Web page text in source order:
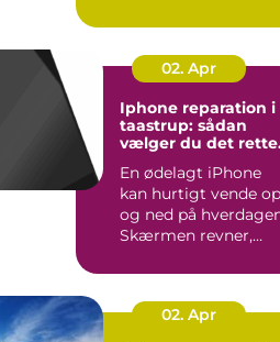
fodere...
02. Apr
Iphone reparation i
taastrup: sådan
vælger du det rette
En ødelagt iPhone
kan hurtigt vende op
og ned på
Skærmen revner,
pludsel...
02. Apr